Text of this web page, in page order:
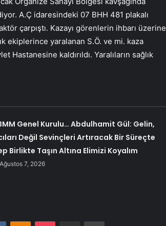
A.Ç idaresindeki 07 BHH 481 plakalı
çarpıştı. Kazayı görenlerin ihbarı üzerine
ekiplerince yaralanan S.Ö. ve mi. kaza
Hastanesine kaldırıldı. Yaralıların sağlık
Genel Kurulu… Abdulhamit Gül: Gelin,
Değil Sevinçleri Artıracak Bir Süreçte
Birlikte Taşın Altına Elimizi Koyalım
Ağustos 7, 2026
VKontakteOdnoklassniki
Pocket E-Posta ile paylaş Yazdır